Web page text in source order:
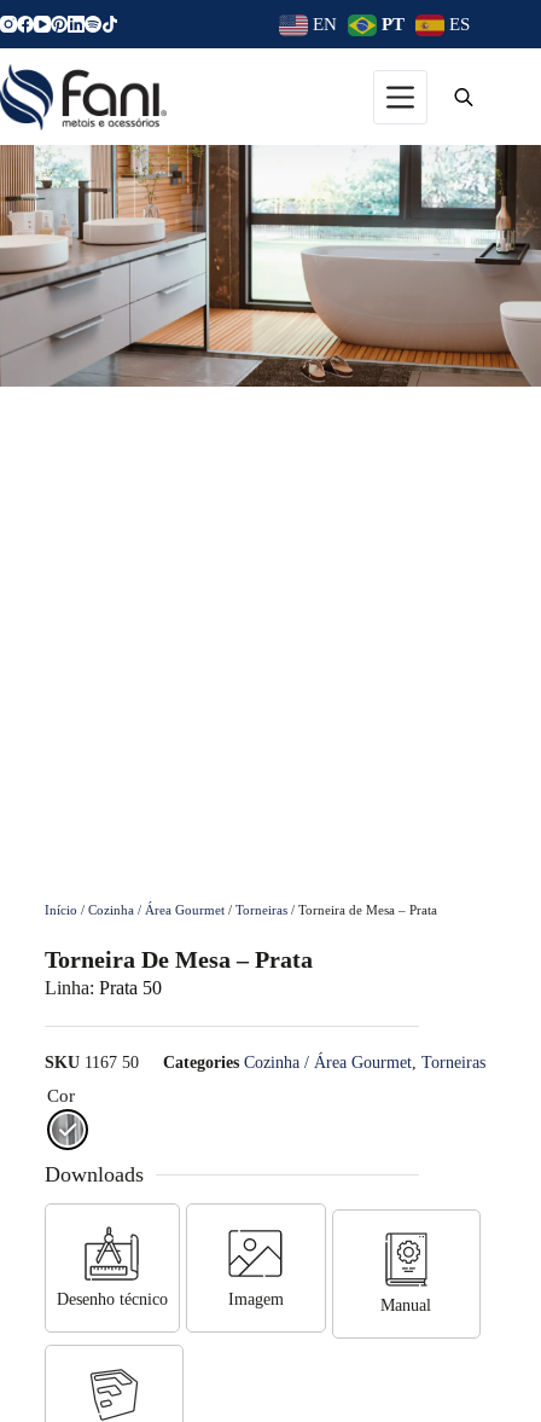
EN PT ES
Início / Cozinha / Área Gourmet/ Torneiras/ Torneira de Mesa – Prata
Torneira De Mesa – Prata
Linha: Prata 50
SKU 1167 50 Categories Cozinha / Área Gourmet, Torneiras
Cor
Downloads
Desenho técnico Imagem Manual